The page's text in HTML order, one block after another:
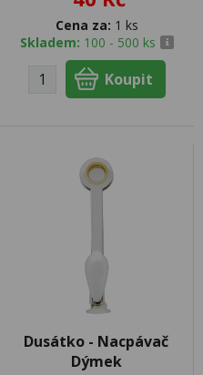
Cena za: 1 ks
Skladem: 100 - 500 ks
Dusátko - Nacpávač
Dýmek